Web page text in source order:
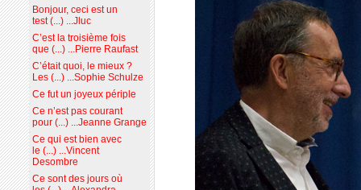
Bonjour, ceci est un
test (...) ...Jluc
C’est la troisième fois
que (...) ...Pierre Raufast
C’était quoi, le mieux ?
Les (...) ...Sophie Schulze
Ce fut un joyeux périple
Ce n’est pas courant
pour (...) ...Jeanne Grange
Ce qui est bien avec
le (...) ...Vincent
Desombre
Ce sont des jours où